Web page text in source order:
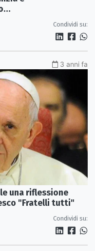
Condividi su:
3 anni fa
una riflessione
"Fratelli tutti"
Condividi su: